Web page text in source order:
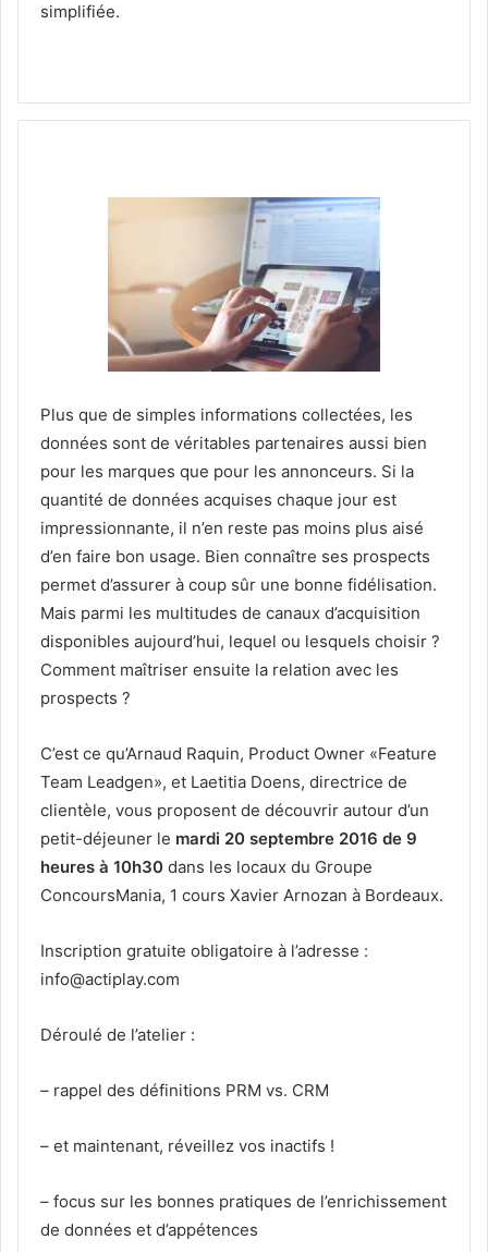
simplifiée.
Plus que de simples informations collectées, les
données sont de véritables partenaires aussi bien
pour les marques que pour les annonceurs. Si la
quantité de données acquises chaque jour est
impressionnante, il n’en reste pas moins plus aisé
d’en faire bon usage. Bien connaître ses prospects
permet d’assurer à coup sûr une bonne fidélisation.
Mais parmi les multitudes de canaux d’acquisition
disponibles aujourd’hui, lequel ou lesquels choisir ?
Comment maîtriser ensuite la relation avec les
prospects ?
C’est ce qu’Arnaud Raquin, Product Owner «Feature
Team Leadgen», et Laetitia Doens, directrice de
clientèle, vous proposent de découvrir autour d’un
petit-déjeuner le mardi 20 septembre 2016 de 9
heures à 10h30 dans les locaux du Groupe
ConcoursMania, 1 cours Xavier Arnozan à Bordeaux.
Inscription gratuite obligatoire à l’adresse :
info@actiplay.com
Déroulé de l’atelier :
– rappel des définitions PRM vs. CRM
– et maintenant, réveillez vos inactifs !
– focus sur les bonnes pratiques de l’enrichissement
de données et d’appétences